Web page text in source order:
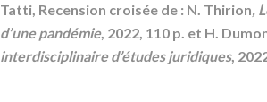
Tatti, Recension croisée de : N. Thirion,
d’une pandémie, 2022, 110 p. et H.
interdisciplinaire d’études juridiques,